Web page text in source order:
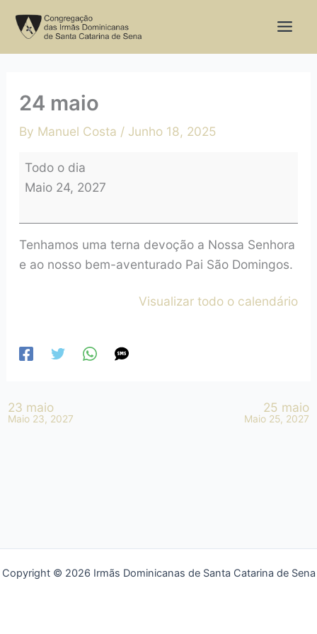
24 maio
By Manuel Costa / Junho 18, 2025
maio
Todo o dia
Maio 24, 2027
Tenhamos uma terna devoção a Nossa Senhora
e ao nosso bem-aventurado Pai São Domingos.
Visualizar todo o calendário
23 maio
Maio 23, 2027
25 maio
Maio 25, 2027
Copyright © 2026 Irmãs Dominicanas de Santa Catarina de Sena